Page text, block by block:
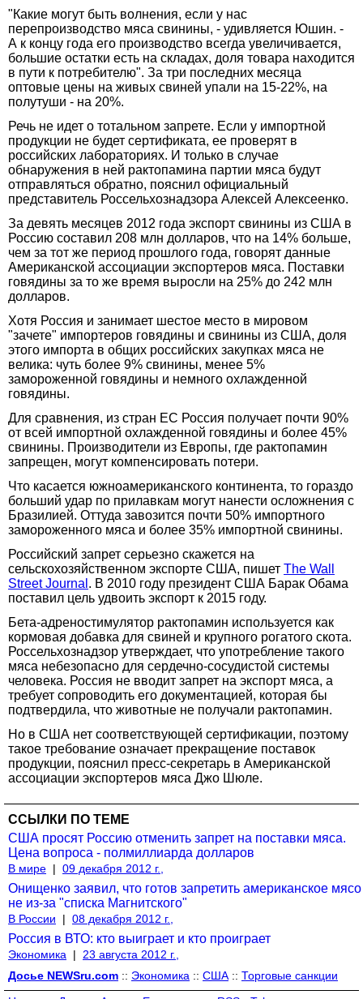
"Какие могут быть волнения, если у нас
перепроизводство мяса свинины, - удивляется Юшин. -
А к концу года его производство всегда увеличивается,
большие остатки есть на складах, доля товара находится
в пути к потребителю". За три последних месяца
оптовые цены на живых свиней упали на 15-22%, на
полутуши - на 20%.
Речь не идет о тотальном запрете. Если у импортной
продукции не будет сертификата, ее проверят в
российских лабораториях. И только в случае
обнаружения в ней рактопамина партии мяса будут
отправляться обратно, пояснил официальный
представитель Россельхознадзора Алексей Алексеенко.
За девять месяцев 2012 года экспорт свинины из США в
Россию составил 208 млн долларов, что на 14% больше,
чем за тот же период прошлого года, говорят данные
Американской ассоциации экспортеров мяса. Поставки
говядины за то же время выросли на 25% до 242 млн
долларов.
Хотя Россия и занимает шестое место в мировом
"зачете" импортеров говядины и свинины из США, доля
этого импорта в общих российских закупках мяса не
велика: чуть более 9% свинины, менее 5%
замороженной говядины и немного охлажденной
говядины.
Для сравнения, из стран ЕС Россия получает почти 90%
от всей импортной охлажденной говядины и более 45%
свинины. Производители из Европы, где рактопамин
запрещен, могут компенсировать потери.
Что касается южноамериканского континента, то гораздо
больший удар по прилавкам могут нанести осложнения с
Бразилией. Оттуда завозится почти 50% импортного
замороженного мяса и более 35% импортной свинины.
Российский запрет серьезно скажется на
сельскохозяйственном экспорте США, пишет The Wall
Street Journal . В 2010 году президент США Барак Обама
поставил цель удвоить экспорт к 2015 году.
Бета-адреностимулятор рактопамин используется как
кормовая добавка для свиней и крупного рогатого скота.
Россельхознадзор утверждает, что употребление такого
мяса небезопасно для сердечно-сосудистой системы
человека. Россия не вводит запрет на экспорт мяса, а
требует сопроводить его документацией, которая бы
подтвердила, что животные не получали рактопамин.
Но в США нет соответствующей сертификации, поэтому
такое требование означает прекращение поставок
продукции, пояснил пресс-секретарь в Американской
ассоциации экспортеров мяса Джо Шюле.
ССЫЛКИ ПО ТЕМЕ
США просят Россию отменить запрет на поставки мяса.
Цена вопроса - полмиллиарда долларов
В мире | 09 декабря 2012 г.,
Онищенко заявил, что готов запретить американское мясо
не из-за "списка Магнитского"
В России | 08 декабря 2012 г.,
Россия в ВТО: кто выиграет и кто проиграет
Экономика |
23 августа 2012 г.,
Досье NEWSru.com :: Экономика :: США :: Торговые санкции